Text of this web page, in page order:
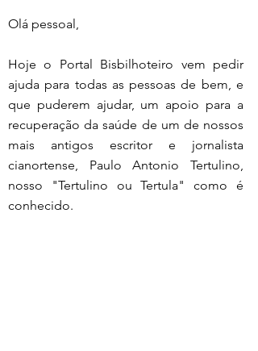
Olá pessoal,
Hoje o Portal Bisbilhoteiro vem pedir
ajuda para todas as pessoas de bem, e
que puderem ajudar, um apoio para a
recuperação da saúde de um de nossos
mais antigos escritor e jornalista
cianortense, Paulo Antonio Tertulino,
nosso "Tertulino ou Tertula" como é
conhecido.